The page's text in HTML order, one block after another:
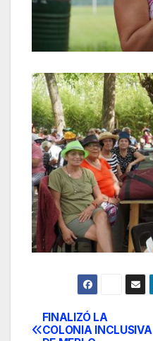
Post
FINALIZÓ LA
COLONIA INCLUSIVA